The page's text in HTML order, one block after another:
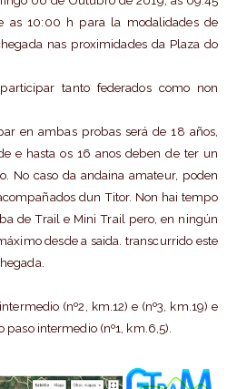
as 10:00 h para la modalidades de
nas proximidades da Plaza do
tanto federados como non
en ambas probas será de 18 años,
e hasta os 16 anos deben de ter un
No caso da andaina amateur, poden
dun Titor. Non hai tempo
de Trail e Mini Trail pero, en ningún
desde a saida. transcurrido este
(nº2, km.12) e (nº3, km.19) e
paso intermedio (nº1, km.6,5).